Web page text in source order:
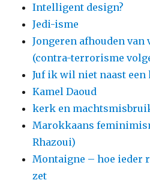
Intelligent design?
Jedi-isme
Jongeren afhouden van
(contra-terrorisme
Juf ik wil niet naast
Kamel Daoud
kerk en
Marokkaans
Rhazoui)
Montaigne – hoe ieder
zet